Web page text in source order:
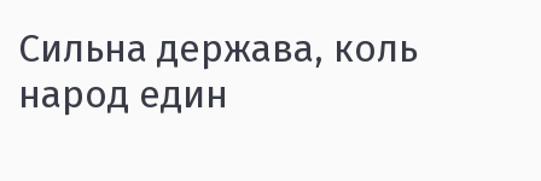
Сильна держава, коль
народ един